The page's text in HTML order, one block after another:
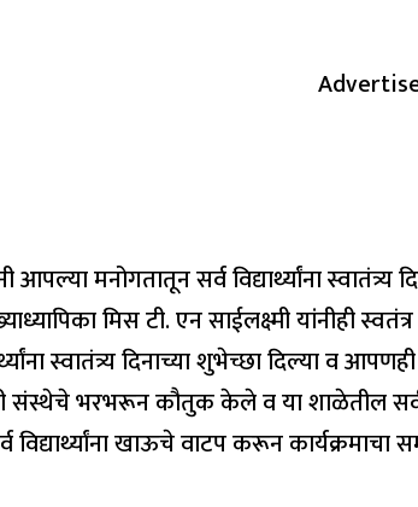
आपल्या मनोगतातून सर्व विद्यार्थ्यांना
मिस टी. एन साईलक्ष्मी यांनीही
स्वातंत्र्य दिनाच्या शुभेच्छा दिल्या व
संस्थेचे भरभरून कौतुक केले व या शाळेतील सर्व
खाऊचे वाटप करून कार्यक्रमाचा